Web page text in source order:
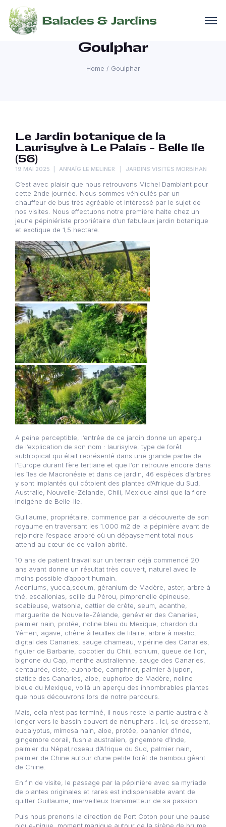
Goulphar
Home / Goulphar
Le Jardin botanique de la
Laurisylve à Le Palais – Belle Ile
(56)
19 MAI 2025 ANNAÏG LE MELINER JARDINS VISITÉS MORBIHAN
C’est avec plaisir que nous retrouvons Michel Damblant pour
cette 2nde journée. Nous sommes véhiculés par un
chauffeur de bus très agréable et intéressé par le sujet de
nos visites. Nous effectuons notre première halte chez un
jeune pépiniériste propriétaire d’un fabuleux jardin botanique
et exotique de 1,5 hectare.
A peine perceptible, l’entrée de ce jardin donne un aperçu
de l’explication de son nom : laurisylve, type de forêt
subtropical qui était représenté dans une grande partie de
l’Europe durant l’ère tertiaire et que l’on retrouve encore dans
les îles de Macronésie et dans ce jardin, 46 espèces d’arbres
y sont implantés qui côtoient des plantes d’Afrique du Sud,
Australie, Nouvelle-Zélande, Chili, Mexique ainsi que la flore
indigène de Belle-Ile.
Guillaume, propriétaire, commence par la découverte de son
royaume en traversant les 1.000 m2 de la pépinière avant de
rejoindre l’espace arboré où un dépaysement total nous
attend au cœur de ce vallon abrité.
10 ans de patient travail sur un terrain déjà commencé 20
ans avant donne un résultat très couvert, naturel avec le
moins possible d’apport humain.
Aeoniums, yucca,sedum, géranium de Madère, aster, arbre à
thé, escallonias, scille du Pérou, pimprenelle épineuse,
scabieuse, watsonia, dattier de crète, seum, acanthe,
marguerite de Nouvelle-Zélande, genévrier des Canaries,
palmier nain, protée, noline bleu du Mexique, chardon du
Yémen, agave, chêne à feuilles de filaire, arbre à mastic,
digital des Canaries, sauge chameau, vipérine des Canaries,
figuier de Barbarie, cocotier du Chili, echium, queue de lion,
bignone du Cap, menthe australienne, sauge des Canaries,
centaurée, ciste, euphorbe, camphrier, palmier à jupon,
statice des Canaries, aloe, euphorbe de Madère, noline
bleue du Mexique, voilà un aperçu des innombrables plantes
que nous découvrons lors de notre parcours.
Mais, cela n’est pas terminé, il nous reste la partie australe à
longer vers le bassin couvert de nénuphars . Ici, se dressent,
eucalyptus, mimosa nain, aloe, protée, bananier d’Inde,
gingembre corail, fushia australien, gingembre d’Inde,
palmier du Népal,roseau d’Afrique du Sud, palmier nain,
palmier de Chine autour d’une petite forêt de bambou géant
de Chine.
En fin de visite, le passage par la pépinière avec sa myriade
de plantes originales et rares est indispensable avant de
quitter Guillaume, merveilleux transmetteur de sa passion.
Puis nous prenons la direction de Port Coton pour une pause